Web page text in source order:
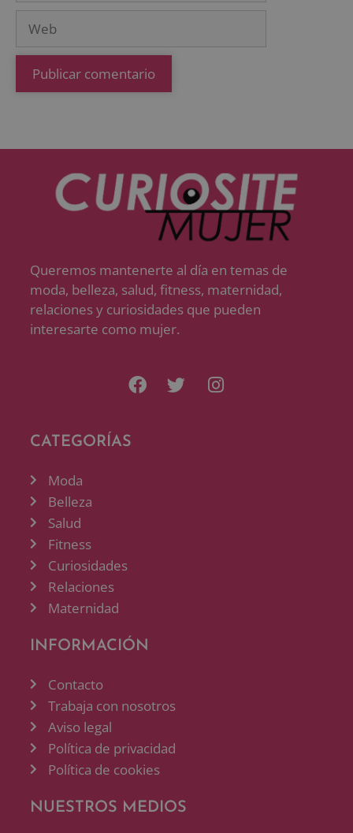
Queremos mantenerte al día en temas de
moda, belleza, salud, fitness, maternidad,
relaciones y curiosidades que pueden
interesarte como mujer.
CATEGORÍAS
Moda
Belleza
Salud
Fitness
Curiosidades
Relaciones
Maternidad
INFORMACIÓN
Contacto
Trabaja con nosotros
Aviso legal
Política de privacidad
Política de cookies
NUESTROS MEDIOS